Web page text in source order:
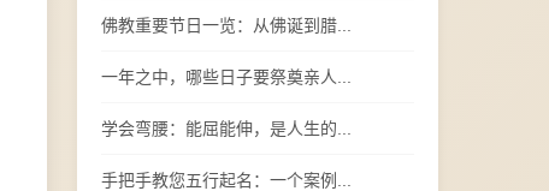
佛教重要节日一览：从佛诞到腊...
一年之中，哪些日子要祭奠亲人...
学会弯腰：能屈能伸，是人生的...
手把手教您五行起名：一个案例...